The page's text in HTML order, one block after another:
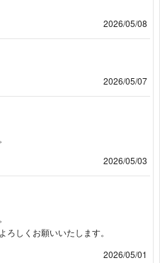
2026/05/08
2026/05/07
2026/05/03
ろしくお願いいたします。
2026/05/01